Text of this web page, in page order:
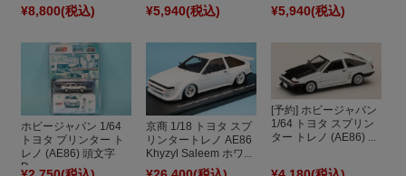
¥8,800(税込) ¥5,940(税込) ¥5,940(税込)
ホビージャパン 1/64
トヨタ プリンター ト
レノ (AE86) 頭文字
D...
京商 1/18 トヨタ スプ
リンタートレノ AE86
Khyzyl Saleem ホワ...
[予約] ホビージャパン
1/64 トヨタ スプリン
ター トレノ (AE86) ...